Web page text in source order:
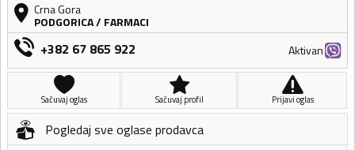
Crna Gora
PODGORICA/ FARMACI
+382 67 865 922 Aktivan
Sačuvaj oglas Sačuvaj profil Prijavi oglas
Pogledaj sve oglase prodavca